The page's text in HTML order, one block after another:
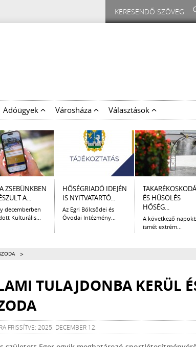
Adóügyek Városháza Választások
ZSEBÜNKBEN
A...
decemberben
Kulturális...
HŐSÉGRIADÓ IDEJÉN
IS NYITVATARTÓ...
Az Egri Bölcsődei és
Óvodai Intézmény...
ÉS HŰSÖLÉS
HŐSÉG...
A következő
ismét extrém...
>
TULAJDONBA KERÜL
FRISSÍTVE: 2025. DECEMBER 12.